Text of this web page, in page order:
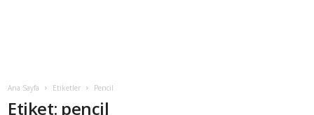
Ana Sayfa Etiketler Pencil
Etiket: pencil